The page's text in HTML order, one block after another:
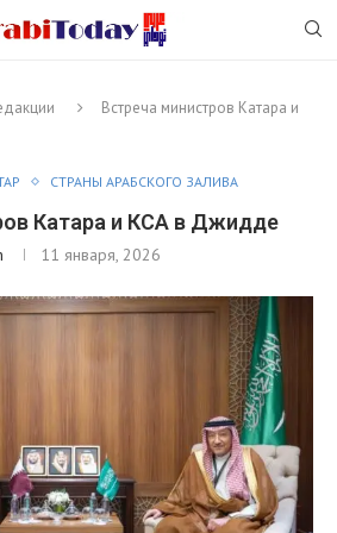
Встреча министров Катара и
СТРАНЫ АРАБСКОГО ЗАЛИВА
Катара и КСА в Джидде
11 января, 2026